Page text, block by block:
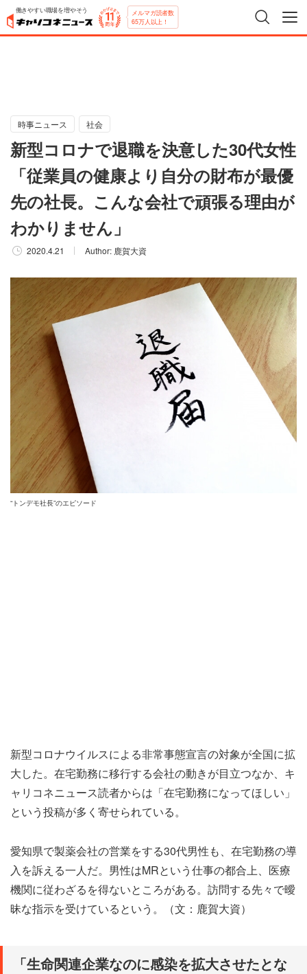
働きやすい職場を増やそう メルマガ読者数
65万人以上！
時事ニュース 社会
新型コロナで退職を決意した30代女性
「従業員の健康より自分の財布が最優
先の社長。こんな会社で頑張る理由が
わかりません」
2020.4.21 Author: 鹿賀大資
“トンデモ社長”のエピソード
新型コロナウイルスによる非常事態宣言の対象が全国に拡
大した。在宅勤務に移行する会社の動きが目立つなか、キ
ャリコネニュース読者からは「在宅勤務になってほしい」
という投稿が多く寄せられている。
愛知県で製薬会社の営業をする30代男性も、在宅勤務の導
入を訴える一人だ。男性はMRという仕事の都合上、医療
機関に従わざるを得ないところがある。訪問する先々で曖
昧な指示を受けているという。（文：鹿賀大資）
「生命関連企業なのに感染を拡大させたとな